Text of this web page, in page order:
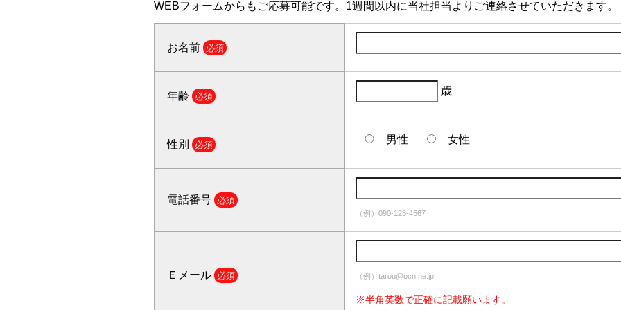
WEBフォームからもご応募可能です。1週間以内に当社担当よりご連絡させていただきます。
お名前 必須
年齢 必須 歳
性別 必須 男性 女性
電話番号 必須
（例）090-123-4567
Ｅメール 必須 （例）tarou@ocn.ne.jp
※半角英数で正確に記載願います。